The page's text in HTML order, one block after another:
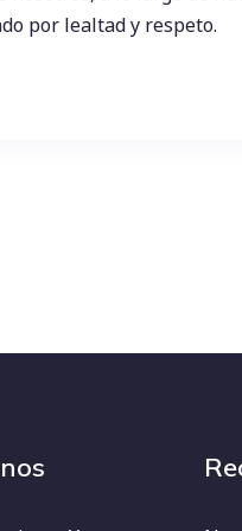
por lealtad y respeto.